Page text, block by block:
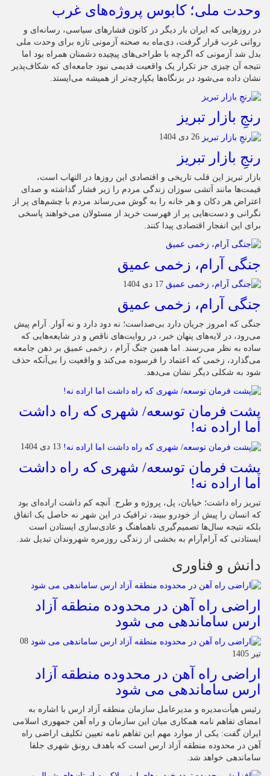
وحدت ملی؛ کابوس پروژه‌های غرب
در روزهایی که ایران بار دیگر در کانون فشارهای سیاسی، رسانه‌ای و
روانی غرب قرار گرفت، دی‌ماه به صحنه آزمونی تازه برای وحدت ملی
بدل شد آزمونی که اگرچه با طراحی‌های پیچیده دشمنان همراه بود اما
نتیجه آن چیزی جز تکرار یک واقعیت قدیمی نبود جامعه‌ای که شکاف‌پذیر
نشان داده می‌شود در بزنگاه‌ها یکپارچه‌تر از همیشه می‌ایستد.
رنجِ بازار تبریز
26 دی 1404
رنجِ بازار تبریز
بازار تبریز این قلب تاریخی و اقتصادی این روزها در التهاب است،
قیمت‌ها مانند آتشی سوزان زندگی مردم را زیر فشار گذاشته و صدای
اعتراض هر دکان و هر خانه را به گوش می‌رساند مردم با چشم‌های پر از
نگرانی و دست‌هایی پر از فهرست خرید از مسئولان می‌خواهند پاسخی
برای این انفجار اقتصادی پیدا کنند.
جنگی آرام، زخمی عمیق
17 دی 1404
جنگی آرام، زخمی عمیق
جنگی که امروز جریان دارد بی‌صداست؛ نه دود دارد و نه آوار. آرام پیش
می‌رود، در لایه‌های پنهان خبر، در روایت‌های ناقص و در شایعه‌هایی که
ساده به نظر می‌رسند. اما همین جنگ آرام ، زخمی عمیق بر ذهن جامعه
می‌گذارد، زخمی که اعتماد را فرسوده می‌کند و واقعیت را بی‌آنکه حذف
شود به شکلی دیگر نشان می‌دهد.
پشت فرمان توسعه/ شهری که راه داشت
اما اراده نه!
13 دی 1404
پشت فرمان توسعه/ شهری که راه داشت
اما اراده نه!
تبریز راه داشت؛ خیابان، پل، پروژه و طرح. آنچه کم داشت اراده‌ای بود
که انسان را پیش از خودرو ببیند، ترافیک در این شهر نه حاصل یک اتفاق
بلکه نتیجه سال‌ها تصمیم‌گیری ناهماهنگ و عادی‌سازی ایستادن است
ایستادنی که آرام‌آرام به بخشی از زندگی روزمره شهروندان تبدیل شد.
دانش و فناوری
اراضی راه آهن در محدوده منطقه آزاد
ارس ساماندهی می شود
08
تیر 1405
اراضی راه آهن در محدوده منطقه آزاد
ارس ساماندهی می شود
رئیس هیأت‌مدیره و مدیرعامل سازمان منطقه آزاد ارس با اشاره به
امضای تفاهم نامه همکاری میان این سازمان و راه آهن جمهوری اسلامی
ایران گفت: یکی از موارد مهم این تفاهم نامه تعیین تکلیف اراضی راه
آهن در محدوده منطقه آزاد ارس است که باهدف رونق شهری جلفا
ساماندهی خواهد شد.